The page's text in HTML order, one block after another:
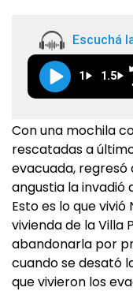
Escuchá
1 1.5
Con una mochila
rescatadas a
evacuada, regresó
angustia la invadió
Esto es lo que
vivienda de la Villa
abandonarla por
cuando se desató
que vivieron los